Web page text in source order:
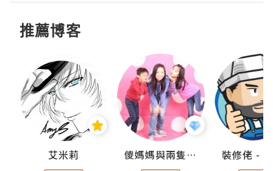
推薦博客
艾米莉 儍媽媽與兩隻小魔怪之家